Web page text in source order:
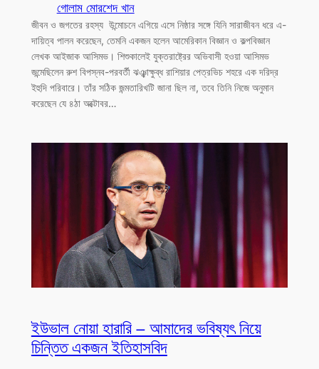
গোলাম মোরশেদ খান
জীবন ও জগতের রহস্য উন্মোচনে এগিয়ে এসে নিষ্ঠার সঙ্গে যিনি সারাজীবন ধরে এ-
দায়িত্ব পালন করেছেন, তেমনি একজন হলেন আমেরিকান বিজ্ঞান ও কল্পবিজ্ঞান
লেখক আইজাক আসিমভ। শিশুকালেই যুক্তরাষ্ট্রের অভিবাসী হওয়া আসিমভ
জন্মেছিলেন রুশ বিপস্নব-পরবর্তী ঝঞ্ঝাক্ষুব্ধ রাশিয়ার পেত্রভিচ শহরে এক দরিদ্র
ইহুদি পরিবারে। তাঁর সঠিক জন্মতারিখটি জানা ছিল না, তবে তিনি নিজে অনুমান
করেছেন যে ৪ঠা অক্টোবর…
ইউভাল নোয়া হারারি – আমাদের ভবিষ্যৎ নিয়ে
চিন্তিত একজন ইতিহাসবিদ